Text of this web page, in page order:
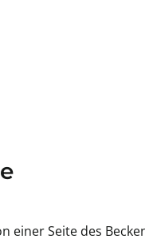
einer Seite des